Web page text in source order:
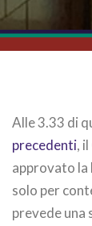
Alle 3.33 di
precedenti,
approvato la
solo per
prevede una